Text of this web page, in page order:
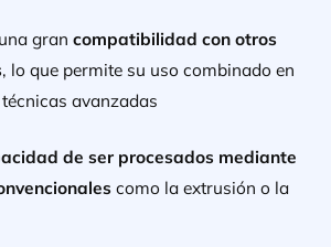
grancompatibilidad con otros
, lo que permite su uso combinado en
avanzadas
de ser procesados mediante
como la extrusión o la